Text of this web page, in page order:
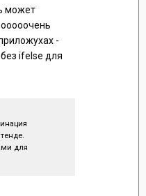
может
-
ifelse для
для